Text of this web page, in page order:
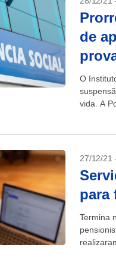
de
O
vida. A
27/12/21
para
Termina